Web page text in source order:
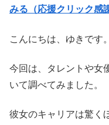
みる（応援クリック感
こんにちは、ゆきです。
今回は、タレントや女
いて調べてみました。
彼女のキャリアは驚く